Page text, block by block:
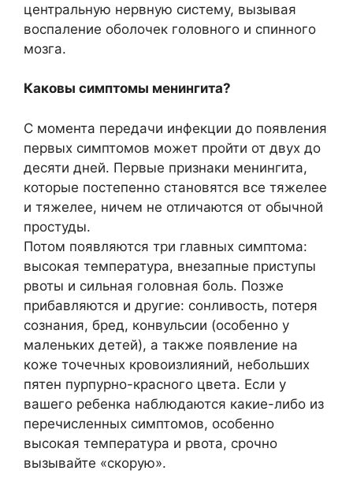
центральную нервную систему, вызывая
воспаление оболочек головного и спинного
мозга.
Каковы симптомы менингита?
С момента передачи инфекции до появления
первых симптомов может пройти от двух до
десяти дней. Первые признаки менингита,
которые постепенно становятся все тяжелее
и тяжелее, ничем не отличаются от обычной
простуды.
Потом появляются три главных симптома:
высокая температура, внезапные приступы
рвоты и сильная головная боль. Позже
прибавляются и другие: сонливость, потеря
сознания, бред, конвульсии (особенно у
маленьких детей), а также появление на
коже точечных кровоизлияний, небольших
пятен пурпурно-красного цвета. Если у
вашего ребенка наблюдаются какие-либо из
перечисленных симптомов, особенно
высокая температура и рвота, срочно
вызывайте «скорую».